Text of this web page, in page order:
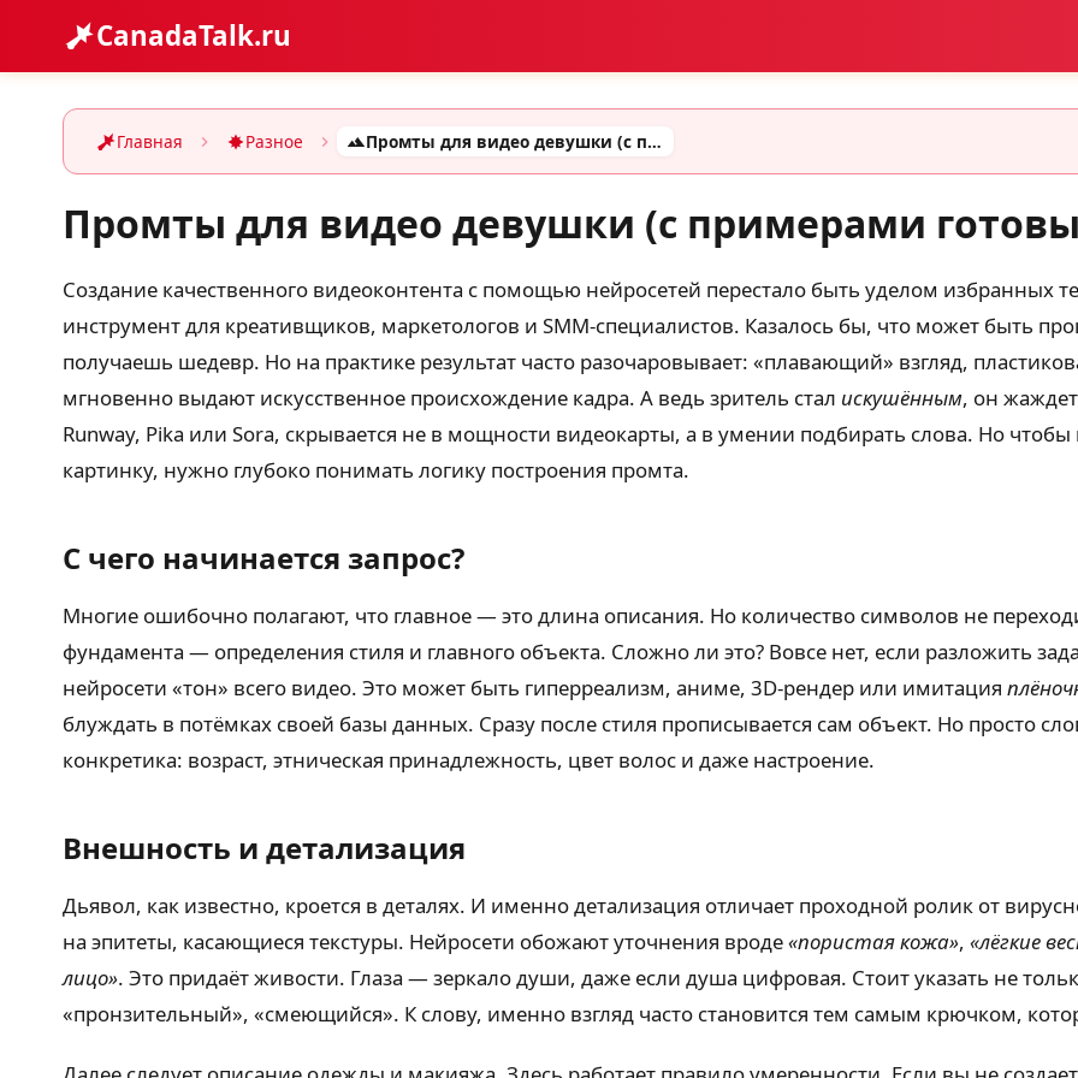
CanadaTalk.ru
Главная Разное Промты для видео девушки (с примерами готовых промтов)
Промты для видео девушки (с примерами
Создание качественного видеоконтента с помощью нейросетей перестало быть уделом
инструмент для креативщиков, маркетологов и SMM-специалистов. Казалось бы, что может быть
получаешь шедевр. Но на практике результат часто разочаровывает: «плавающий» взгляд,
мгновенно выдают искусственное происхождение кадра. А ведь зритель стал искушённым, он
Runway, Pika или Sora, скрывается не в мощности видеокарты, а в умении подбирать слова. Но
картинку, нужно глубоко понимать логику построения промта.
С чего начинается запрос?
Многие ошибочно полагают, что главное — это длина описания. Но количество символов не
фундамента — определения стиля и главного объекта. Сложно ли это? Вовсе нет, если разложить
нейросети «тон» всего видео. Это может быть гиперреализм, аниме, 3D-рендер или имитация
блуждать в потёмках своей базы данных. Сразу после стиля прописывается сам объект. Но просто
конкретика: возраст, этническая принадлежность, цвет волос и даже настроение.
Внешность и детализация
Дьявол, как известно, кроется в деталях. И именно детализация отличает проходной ролик от
на эпитеты, касающиеся текстуры. Нейросети обожают уточнения вроде«пористая кожа», «лёгкие
лицо». Это придаёт живости. Глаза — зеркало души, даже если душа цифровая. Стоит указать не
«пронзительный», «смеющийся». К слову, именно взгляд часто становится тем самым крючком,